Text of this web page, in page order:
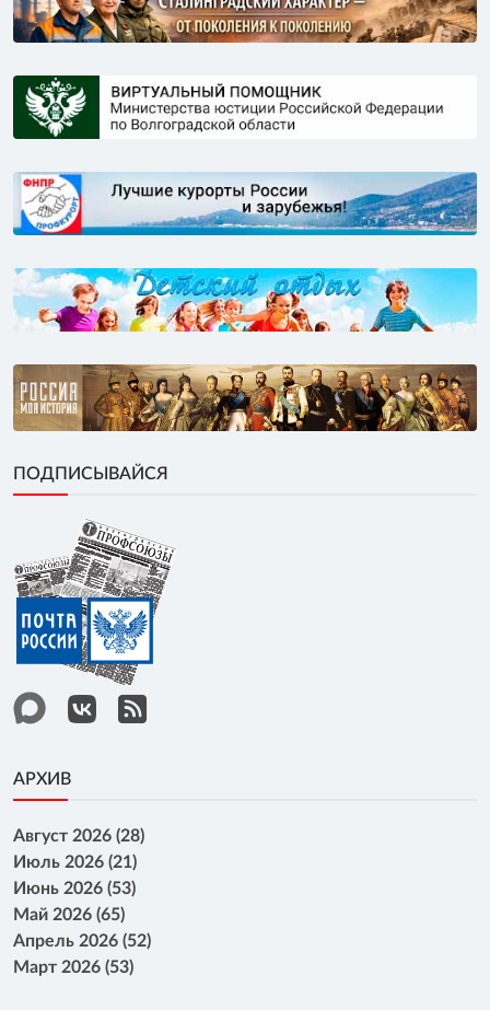
ПОДПИСЫВАЙСЯ
АРХИВ
Август 2026 (28)
Июль 2026 (21)
Июнь 2026 (53)
Май 2026 (65)
Апрель 2026 (52)
Март 2026 (53)